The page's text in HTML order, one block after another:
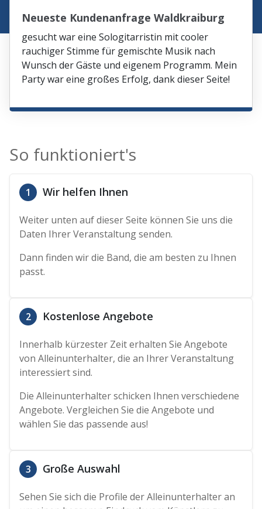
Neueste Kundenanfrage Waldkraiburg
gesucht war eine Sologitarristin mit cooler
rauchiger Stimme für gemischte Musik nach
Wunsch der Gäste und eigenem Programm. Mein
Party war eine großes Erfolg, dank dieser Seite!
So funktioniert's
1 Wir helfen Ihnen
Weiter unten auf dieser Seite können Sie uns die
Daten Ihrer Veranstaltung senden.
Dann finden wir die Band, die am besten zu Ihnen
passt.
2 Kostenlose Angebote
Innerhalb kürzester Zeit erhalten Sie Angebote
von Alleinunterhalter, die an Ihrer Veranstaltung
interessiert sind.
Die Alleinunterhalter schicken Ihnen verschiedene
Angebote. Vergleichen Sie die Angebote und
wählen Sie das passende aus!
3 Große Auswahl
Sehen Sie sich die Profile der Alleinunterhalter an